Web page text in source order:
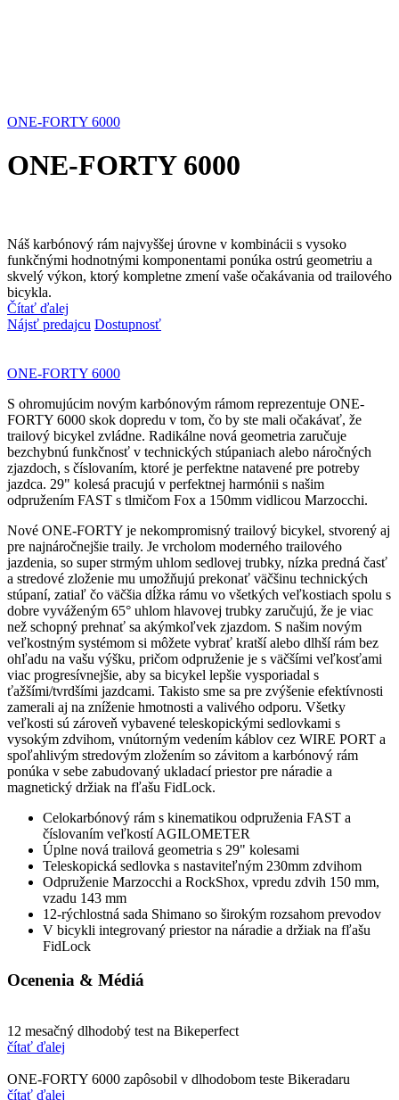
ONE-FORTY 6000
ONE-FORTY 6000
Náš karbónový rám najvyššej úrovne v kombinácii s vysoko
funkčnými hodnotnými komponentami ponúka ostrú geometriu a
skvelý výkon, ktorý kompletne zmení vaše očakávania od trailového
bicykla.
Čítať ďalej
Nájsť predajcu Dostupnosť
ONE-FORTY 6000
S ohromujúcim novým karbónovým rámom reprezentuje ONE-
FORTY 6000 skok dopredu v tom, čo by ste mali očakávať, že
trailový bicykel zvládne. Radikálne nová geometria zaručuje
bezchybnú funkčnosť v technických stúpaniach alebo náročných
zjazdoch, s číslovaním, ktoré je perfektne natavené pre potreby
jazdca. 29" kolesá pracujú v perfektnej harmónii s našim
odpružením FAST s tlmičom Fox a 150mm vidlicou Marzocchi.
Nové ONE-FORTY je nekompromisný trailový bicykel, stvorený aj
pre najnáročnejšie traily. Je vrcholom moderného trailového
jazdenia, so super strmým uhlom sedlovej trubky, nízka predná časť
a stredové zloženie mu umožňujú prekonať väčšinu technických
stúpaní, zatiaľ čo väčšia dĺžka rámu vo všetkých veľkostiach spolu s
dobre vyváženým 65° uhlom hlavovej trubky zaručujú, že je viac
než schopný prehnať sa akýmkoľvek zjazdom. S našim novým
veľkostným systémom si môžete vybrať kratší alebo dlhší rám bez
ohľadu na vašu výšku, pričom odpruženie je s väčšími veľkosťami
viac progresívnejšie, aby sa bicykel lepšie vysporiadal s
ťažšími/tvrdšími jazdcami. Takisto sme sa pre zvýšenie efektívnosti
zamerali aj na zníženie hmotnosti a valivého odporu. Všetky
veľkosti sú zároveň vybavené teleskopickými sedlovkami s
vysokým zdvihom, vnútorným vedením káblov cez WIRE PORT a
spoľahlivým stredovým zložením so závitom a karbónový rám
ponúka v sebe zabudovaný ukladací priestor pre náradie a
magnetický držiak na fľašu FidLock.
Celokarbónový rám s kinematikou odpruženia FAST a
číslovaním veľkostí AGILOMETER
Úplne nová trailová geometria s 29" kolesami
Teleskopická sedlovka s nastaviteľným 230mm zdvihom
Odpruženie Marzocchi a RockShox, vpredu zdvih 150 mm,
vzadu 143 mm
12-rýchlostná sada Shimano so širokým rozsahom prevodov
V bicykli integrovaný priestor na náradie a držiak na fľašu
FidLock
Ocenenia & Médiá
12 mesačný dlhodobý test na Bikeperfect
čítať ďalej
ONE-FORTY 6000 zapôsobil v dlhodobom teste Bikeradaru
čítať ďalej